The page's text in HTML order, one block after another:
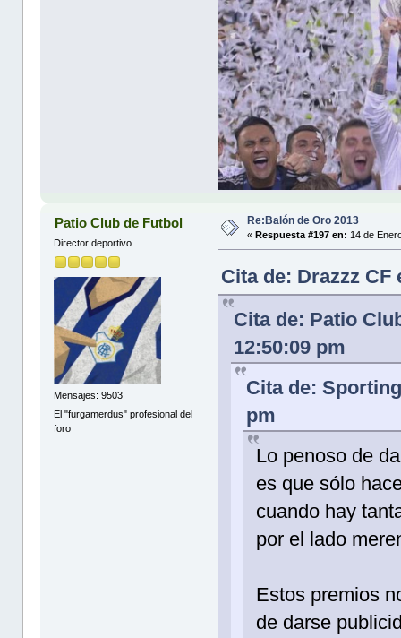
Patio Club de Futbol
Director deportivo
Mensajes: 9503
El "furgamerdus" profesional del
foro
Re:Balón de Oro 2013
« Respuesta #197 en: 14 de
Cita de: Drazzz CF
Cita de: Patio
12:50:09 pm
Cita de:
pm
Lo penoso de
es que sólo
cuando hay
por el lado
Estos premios
de darse